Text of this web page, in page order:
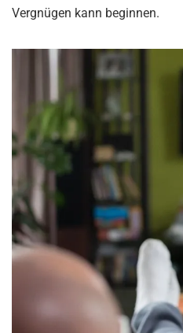
Vergnügen kann beginnen.